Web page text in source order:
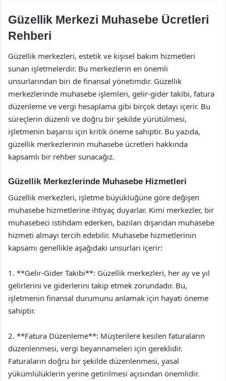
Güzellik Merkezi Muhasebe Ücretleri
Rehberi
Güzellik merkezleri, estetik ve kişisel bakım hizmetleri
sunan işletmelerdir. Bu merkezlerin en önemli
unsurlarından biri de finansal yönetimdir. Güzellik
merkezlerinde muhasebe işlemleri, gelir-gider takibi, fatura
düzenleme ve vergi hesaplama gibi birçok detayı içerir. Bu
süreçlerin düzenli ve doğru bir şekilde yürütülmesi,
işletmenin başarısı için kritik öneme sahiptir. Bu yazıda,
güzellik merkezlerinin muhasebe ücretleri hakkında
kapsamlı bir rehber sunacağız.
Güzellik Merkezlerinde Muhasebe Hizmetleri
Güzellik merkezleri, işletme büyüklüğüne göre değişen
muhasebe hizmetlerine ihtiyaç duyarlar. Kimi merkezler, bir
muhasebeci istihdam ederken, bazıları dışarıdan muhasebe
hizmeti almayı tercih edebilir. Muhasebe hizmetlerinin
kapsamı genellikle aşağıdaki unsurları içerir:
1. **Gelir-Gider Takibi**: Güzellik merkezleri, her ay ve yıl
gelirlerini ve giderlerini takip etmek zorundadır. Bu,
işletmenin finansal durumunu anlamak için hayati öneme
sahiptir.
2. **Fatura Düzenleme**: Müşterilere kesilen faturaların
düzenlenmesi, vergi beyannameleri için gereklidir.
Faturaların doğru bir şekilde düzenlenmesi, yasal
yükümlülüklerin yerine getirilmesi açısından önemlidir.